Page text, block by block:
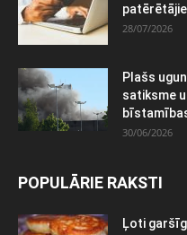
28/07/2026
Plašs
satiksme
30/06/2026
POPULĀRIE RAKSTI
Ļoti